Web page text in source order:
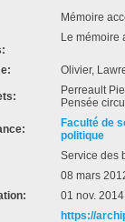
Mémoire
Le mémoire
Olivier,
Perreault
Pensée
Faculté de
politique
Service des
08 mars
01 nov.
https://